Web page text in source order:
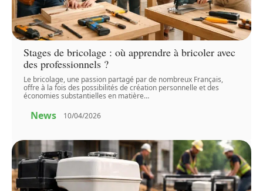
Stages de bricolage : où apprendre à bricoler avec
des professionnels ?
Le bricolage, une passion partagé par de nombreux Français,
offre à la fois des possibilités de création personnelle et des
économies substantielles en matière…
News 10/04/2026